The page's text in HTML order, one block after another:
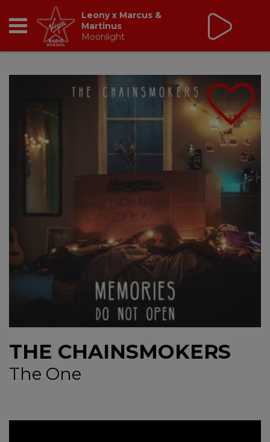
BREAKFAST
TIC TALK
CÂȘTIGĂ
DANCEFLOOR CHART
RADIO ACADEMY
Leony x Marcus &
Martinus
Moonlight
THE CHAINSMOKERS
The One